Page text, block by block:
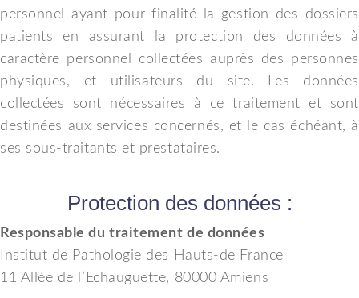
personnel ayant pour finalité la gestion des dossiers
patients en assurant la protection des données à
caractère personnel collectées auprès des personnes
physiques, et utilisateurs du site. Les données
collectées sont nécessaires à ce traitement et sont
destinées aux services concernés, et le cas échéant, à
ses sous-traitants et prestataires.
Protection des données :
Responsable du traitement de données
Institut de Pathologie des Hauts-de France
11 Allée de l’Echauguette, 80000 Amiens